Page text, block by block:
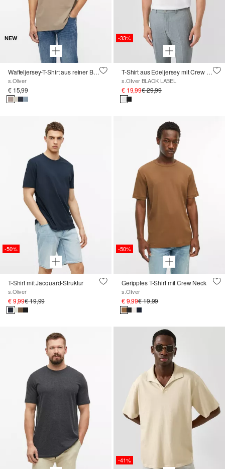
NEW
Waffeljersey-T-Shirt aus reiner Baumwolle
s.Oliver
€ 15,99
-33%
T-Shirt aus Edeljersey mit Crew Neck
s.Oliver BLACK LABEL
€ 19,99€ 29,99
-50%
T-Shirt mit Jacquard-Struktur
s.Oliver
€ 9,99€ 19,99
-50%
Geripptes T-Shirt mit Crew Neck
s.Oliver
€ 9,99€ 19,99
-41%